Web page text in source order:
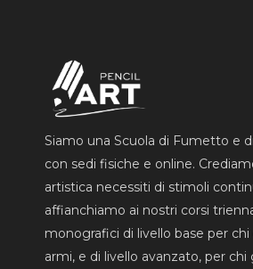
Siamo una Scuola di Fumetto e
con sedi fisiche e online.
artistica necessiti di stimoli
affianchiamo ai nostri corsi
monografici di livello base per
armi, e di livello avanzato, per chi